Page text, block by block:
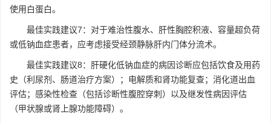
使用白蛋白。
最佳实践建议7：对于难治性腹水、肝性胸腔积液、容量超负荷
或低钠血症患者，应考虑接受经颈静脉肝内门体分流术。
最佳实践建议8：肝硬化低钠血症的病因诊断应包括饮食及用药
史（利尿剂、肠道治疗方案）；电解质和肾功能复查；消化道出血
评估；感染性检查（包括诊断性腹腔穿刺）以及继发性病因评估
（甲状腺或肾上腺功能障碍）。